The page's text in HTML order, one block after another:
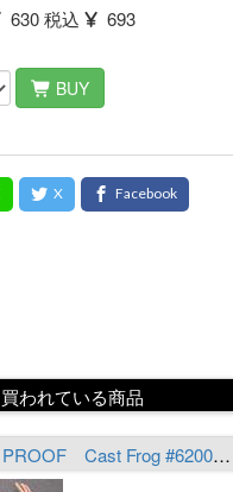
630 税込 693
BUY
われている商品
SNAG PROOF Cast Frog #6200（新型モールド） FUJIOKA ORIGINAL COLOR LIGHT BROWN ライトブラウン